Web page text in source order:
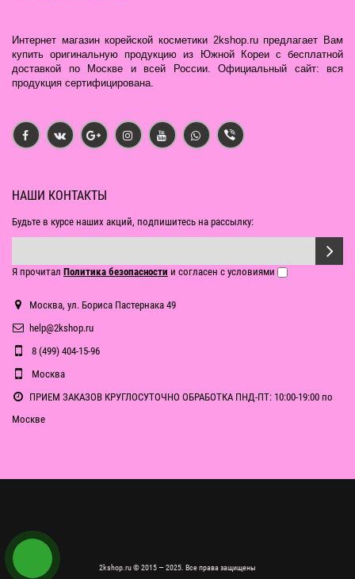
Интернет магазин корейской косметики 2kshop.ru предлагает Вам
купить оригинальную продукцию из Южной Кореи с бесплатной
доставкой по Москве и всей России. Официальный сайт: вся
продукция сертифицирована.
НАШИ КОНТАКТЫ
Будьте в курсе наших акций, подпишитесь на рассылку:
Я прочитал Политика безопасности и согласен с условиями
Москва, ул. Бориса Пастернака 49
help@2kshop.ru
8 (499) 404-15-96
Москва
ПРИЕМ ЗАКАЗОВ КРУГЛОСУТОЧНО ОБРАБОТКА ПНД-ПТ: 10:00-19:00 по
Москве
2kshop.ru © 2015 — 2025. Все права защищены